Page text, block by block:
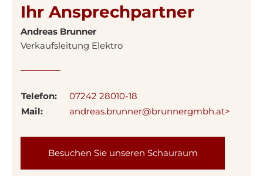
Ihr Ansprechpartner
Andreas Brunner
Verkaufsleitung Elektro
Telefon:
07242 28010-18
Mail:
andreas.brunner@brunnergmbh.at>
Besuchen Sie unseren Schauraum